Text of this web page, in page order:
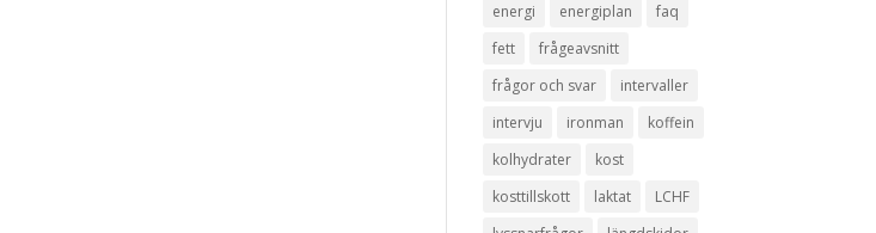
energi
energiplan
faq
fett
frågeavsnitt
frågor och svar
intervaller
intervju
ironman
koffein
kolhydrater
kost
kosttillskott
laktat
LCHF